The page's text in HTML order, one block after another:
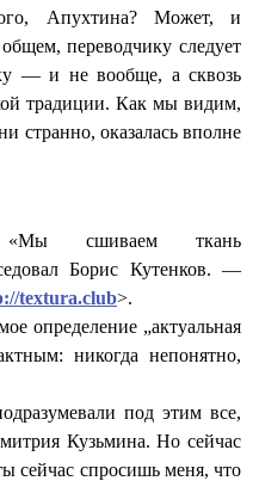
Апухтина? Может, и
переводчику следует
— и не вообще, а сквозь
традиции. Как мы видим,
странно, оказалась вполне
сшиваем ткань
Борис Кутенков. —
textura.club>.
определение „актуальная
никогда непонятно,
под этим все,
Кузьмина. Но сейчас
сейчас спросишь меня, что